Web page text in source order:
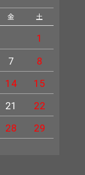
金 土
1
7
8
14
15
21
22
28
29